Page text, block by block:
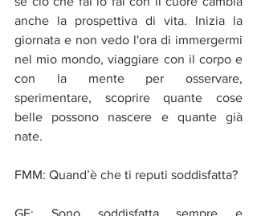
anche la prospettiva di vita. Inizia la
giornata e non vedo l'ora di immergermi
nel mio mondo, viaggiare con il corpo e
con la mente per osservare,
sperimentare, scoprire quante cose
belle possono nascere e quante già
nate.
FMM: Quand’è che ti reputi soddisfatta?
GF: Sono soddisfatta sempre e